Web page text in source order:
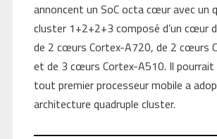
annoncent un SoC octa cœur avec un
cluster 1+2+2+3 composé d’un cœur
de 2 cœurs Cortex-A720, de 2 cœurs
et de 3 cœurs Cortex-A510. Il pourrait
tout premier processeur mobile a
architecture quadruple cluster.